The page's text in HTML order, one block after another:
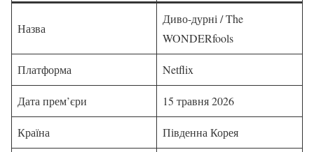
Назва
Диво-дурні / The
WONDERfools
Платформа Netflix
Дата прем’єри 15 травня 2026
Країна Південна Корея